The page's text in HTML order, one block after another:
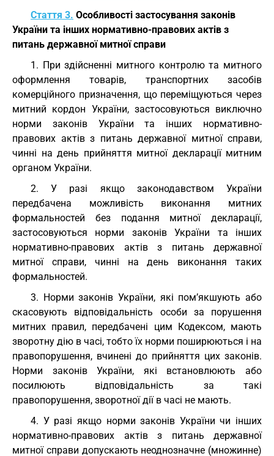
Стаття 3. Особливості застосування законів
України та інших нормативно-правових актів з
питань державної митної справи
1. При здійсненні митного контролю та митного
оформлення товарів, транспортних засобів
комерційного призначення, що переміщуються через
митний кордон України, застосовуються виключно
норми законів України та інших нормативно-
правових актів з питань державної митної справи,
чинні на день прийняття митної декларації митним
органом України.
2. У разі якщо законодавством України
передбачена можливість виконання митних
формальностей без подання митної декларації,
застосовуються норми законів України та інших
нормативно-правових актів з питань державної
митної справи, чинні на день виконання таких
формальностей.
3. Норми законів України, які пом’якшують або
скасовують відповідальність особи за порушення
митних правил, передбачені цим Кодексом, мають
зворотну дію в часі, тобто їх норми поширюються і на
правопорушення, вчинені до прийняття цих законів.
Норми законів України, які встановлюють або
посилюють відповідальність за такі
правопорушення, зворотної дії в часі не мають.
4. У разі якщо норми законів України чи інших
нормативно-правових актів з питань державної
митної справи допускають неоднозначне (множинне)